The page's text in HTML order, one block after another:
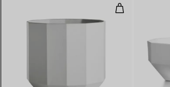
Vase en